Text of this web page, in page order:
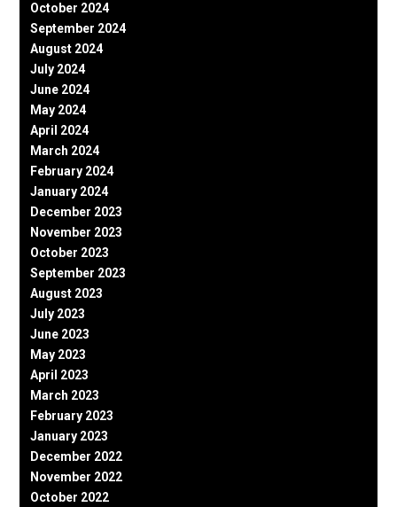
October 2024
September 2024
August 2024
July 2024
June 2024
May 2024
April 2024
March 2024
February 2024
January 2024
December 2023
November 2023
October 2023
September 2023
August 2023
July 2023
June 2023
May 2023
April 2023
March 2023
February 2023
January 2023
December 2022
November 2022
October 2022